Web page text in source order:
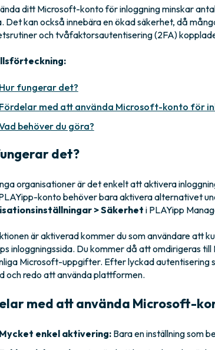
ditt Microsoft-konto för inloggning minskar
Det kan också innebära en ökad säkerhet, då
och tvåfaktorsautentisering (2FA)
Hur fungerar det?
Fördelar med att använda Microsoft-konto för
behöver du göra?
det?
organisationer är det enkelt att aktivera
konto behöver bara aktivera alternativet
> Säkerheti PLAYipp
är aktiverad kommer du som användare att
inloggningssida. Du kommer då att omdirigeras
Microsoft-uppgifter. Efter lyckad autentisering
och redo att använda plattformen.
med att använda Microsoft-
Mycket enkel aktivering:Bara en inställning som